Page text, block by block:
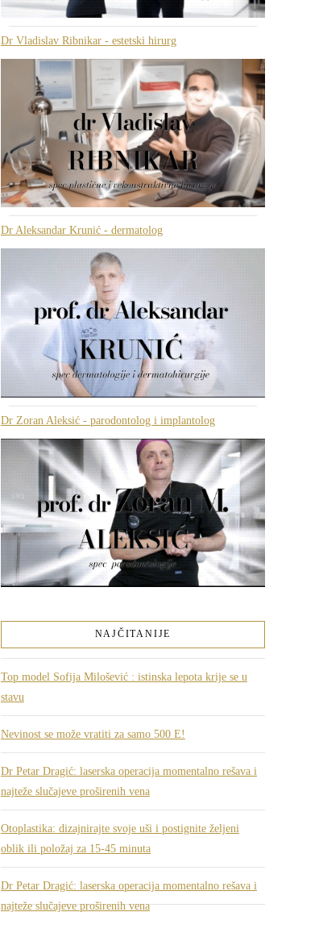
Dr Vladislav Ribnikar - estetski hirurg
Dr Aleksandar Krunić - dermatolog
Dr Zoran Aleksić - parodontolog i implantolog
NAJČITANIJE
Top model Sofija Milošević : istinska lepota krije se u
stavu
Nevinost se može vratiti za samo 500 E!
Dr Petar Dragić: laserska operacija momentalno rešava i
najteže slučajeve proširenih vena
Otoplastika: dizajnirajte svoje uši i postignite željeni
oblik ili položaj za 15-45 minuta
Dr Petar Dragić: laserska operacija momentalno rešava i
najteže slučajeve proširenih vena